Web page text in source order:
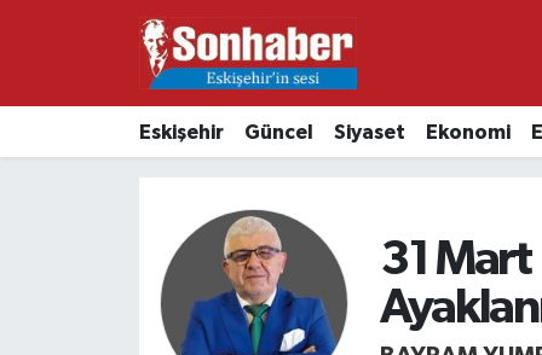
Eskişehir Güncel Siyaset Ekonomi
31 Mart
Eğitim
Kültür & Sanat
Nöbetçi Eczaneler
Hava Durumu
Namaz Vakitleri
Trafik Durumu
Süper Lig Puan Durumu ve Fikstür